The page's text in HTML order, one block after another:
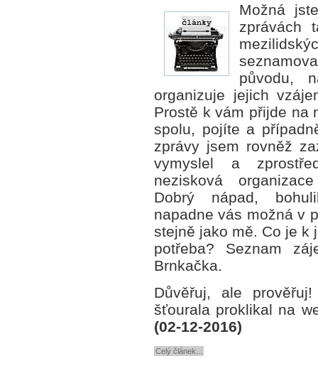
Možná
zprávách
původu,
organizuje jejich
Prostě k vám přijde na
spolu, pojíte a
zprávy jsem rovněž
vymyslel a
nezisková
Dobrý nápad,
napadne vás možná v
stejně jako mě. Co je k
potřeba? Seznam
Brnkačka.
Důvěřuj, ale
šťourala proklikal na
(02-12-2016)
Celý článek...